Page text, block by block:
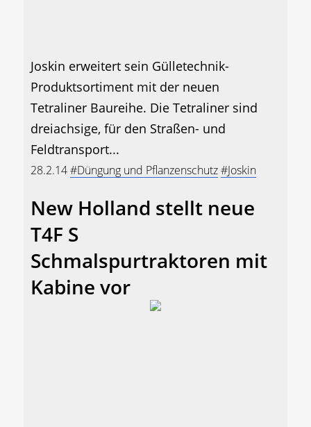
Joskin erweitert sein Gülletechnik-
Produktsortiment mit der neuen
Tetraliner Baureihe. Die Tetraliner sind
dreiachsige, für den Straßen- und
Feldtransport...
28.2.14#Düngung und Pflanzenschutz#Joskin
New Holland stellt neue
T4F S
Schmalspurtraktoren mit
Kabine vor